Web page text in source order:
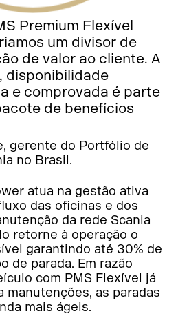
Premium Flexível
um divisor de
de valor ao cliente. A
disponibilidade
e comprovada é parte
de benefícios
gerente do Portfólio de
no Brasil.
atua na gestão ativa
das oficinas e dos
da rede Scania
retorne à operação o
garantindo até 30% de
de parada. Em razão
com PMS Flexível já
manutenções, as paradas
mais ágeis.